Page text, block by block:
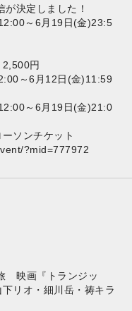
が決定しました！
～6月19日(金)23:5
2,500円
～6月12日(金)11:59
～6月19日(金)21:0
ーソンチケット
?mid=777972
映画『トランジッ
リオ・細川岳・祷キラ